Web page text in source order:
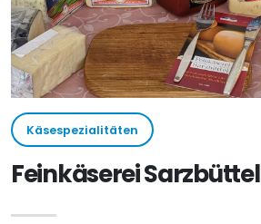
Käsespezialitäten
Feinkäserei Sarzbüttel